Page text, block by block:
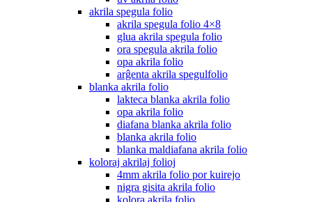
akrila spegula folio
akrila spegula folio 4×8
glua akrila spegula folio
ora spegula akrila folio
opa akrila folio
arĝenta akrila spegulfolio
blanka akrila folio
lakteca blanka akrila folio
opa akrila folio
diafana blanka akrila folio
blanka akrila folio
blanka maldiafana akrila folio
koloraj akrilaj folioj
4mm akrila folio por kuirejo
nigra gisita akrila folio
kolora akrila folio